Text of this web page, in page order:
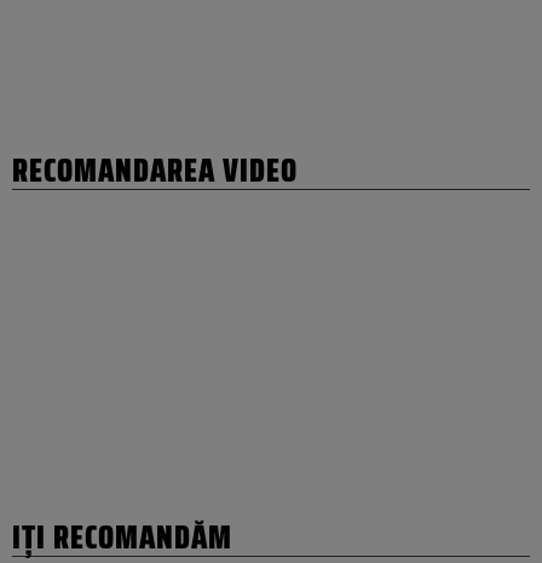
RECOMANDAREA VIDEO
IȚI RECOMANDĂM